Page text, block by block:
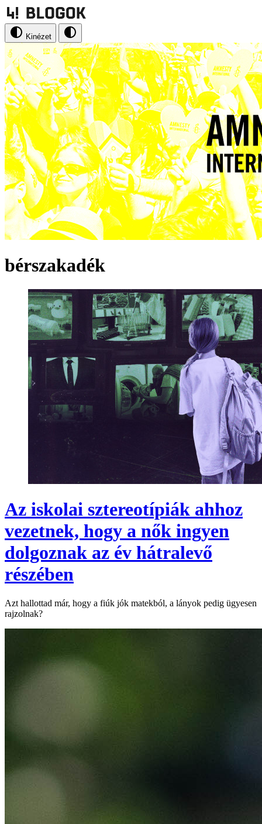
Kinézet
bérszakadék
Az iskolai sztereotípiák ahhoz
vezetnek, hogy a nők ingyen
dolgoznak az év hátralevő
részében
Azt hallottad már, hogy a fiúk jók matekból, a lányok pedig ügyesen
rajzolnak?